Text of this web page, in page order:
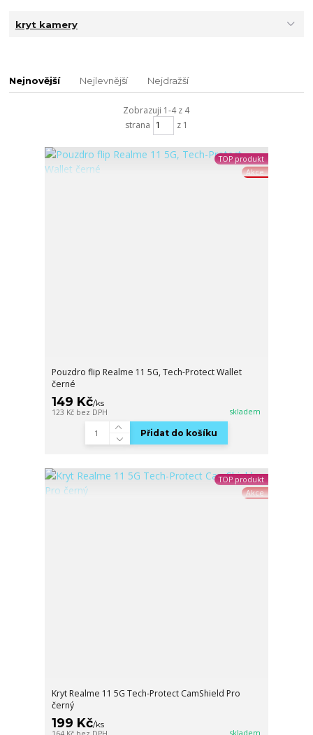
kryt kamery
Nejnovější Nejlevnější Nejdražší
Zobrazuji 1-4 z 4
strana
z 1
TOP produkt
Akce
Pouzdro flip Realme 11 5G, Tech-Protect Wallet
černé
149 Kč/ks
123 Kč bez DPH skladem
Přidat do košíku
TOP produkt
Akce
Kryt Realme 11 5G Tech-Protect CamShield Pro
černý
199 Kč/ks
skladem